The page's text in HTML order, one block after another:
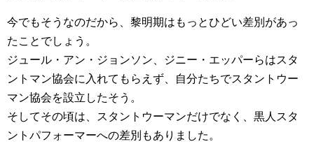
今でもそうなのだから、黎明期はもっとひどい差別があっ
たことでしょう。
ジュール・アン・ジョンソン、ジニー・エッパーらはスタ
ントマン協会に入れてもらえず、自分たちでスタントウー
マン協会を設立したそう。
そしてその頃は、スタントウーマンだけでなく、黒人スタ
ントパフォーマーへの差別もありました。